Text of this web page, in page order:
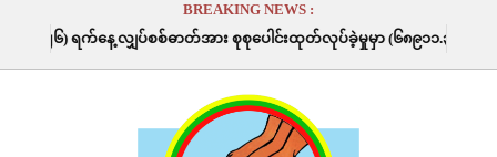
BREAKING NEWS :
ဓာတ်အား စုစုပေါင်းထုတ်လုပ်ခဲ့မှုမှာ (၆၈၉၁၁.၃) မဂ္ဂါဝပ်နာရီဖြစ်ပါသည်။